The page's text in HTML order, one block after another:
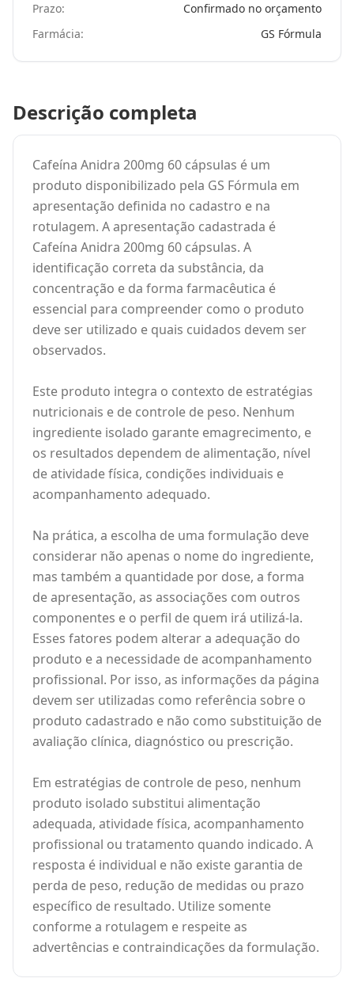
Prazo:
Confirmado no orçamento
Farmácia:
GS Fórmula
Descrição completa
Cafeína Anidra 200mg 60 cápsulas é um
produto disponibilizado pela GS Fórmula em
apresentação definida no cadastro e na
rotulagem. A apresentação cadastrada é
Cafeína Anidra 200mg 60 cápsulas. A
identificação correta da substância, da
concentração e da forma farmacêutica é
essencial para compreender como o produto
deve ser utilizado e quais cuidados devem ser
observados.
Este produto integra o contexto de estratégias
nutricionais e de controle de peso. Nenhum
ingrediente isolado garante emagrecimento, e
os resultados dependem de alimentação, nível
de atividade física, condições individuais e
acompanhamento adequado.
Na prática, a escolha de uma formulação deve
considerar não apenas o nome do ingrediente,
mas também a quantidade por dose, a forma
de apresentação, as associações com outros
componentes e o perfil de quem irá utilizá-la.
Esses fatores podem alterar a adequação do
produto e a necessidade de acompanhamento
profissional. Por isso, as informações da página
devem ser utilizadas como referência sobre o
produto cadastrado e não como substituição de
avaliação clínica, diagnóstico ou prescrição.
Em estratégias de controle de peso, nenhum
produto isolado substitui alimentação
adequada, atividade física, acompanhamento
profissional ou tratamento quando indicado. A
resposta é individual e não existe garantia de
perda de peso, redução de medidas ou prazo
específico de resultado. Utilize somente
conforme a rotulagem e respeite as
advertências e contraindicações da formulação.